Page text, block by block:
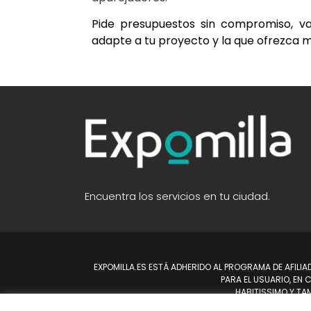
Pide presupuestos sin compromiso,
adapte a tu proyecto y la que ofrezca
Encuentra los servicios en tu ciudad.
EXPOMILLA.ES ESTÁ ADHERIDO AL PROGRAMA DE
PARA EL USUARIO, EN
HABITISSIMO Y